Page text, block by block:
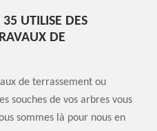
UTILISE DES
DE
de terrassement ou
souches de vos arbres vous
sommes là pour nous en